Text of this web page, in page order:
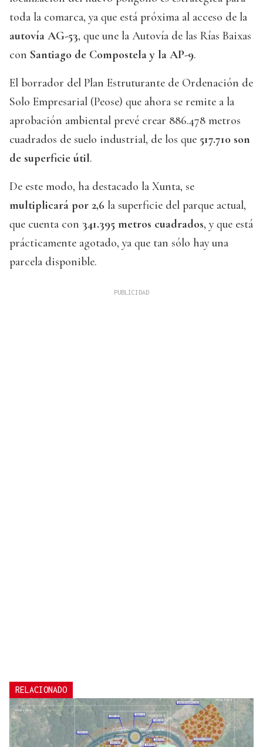
toda la comarca, ya que está próxima al acceso de la
autovía AG-53, que une la Autovía de las Rías Baixas
con Santiago de Compostela y la AP-9.
El borrador del Plan Estruturante de Ordenación de
Solo Empresarial (Peose) que ahora se remite a la
aprobación ambiental prevé crear 886.478 metros
cuadrados de suelo industrial, de los que 517.710 son
de superficie útil.
De este modo, ha destacado la Xunta, se
multiplicará por 2,6 la superficie del parque actual,
que cuenta con 341.395 metros cuadrados, y que está
prácticamente agotado, ya que tan sólo hay una
parcela disponible.
RELACIONADO